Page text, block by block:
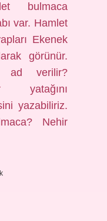
bulmaca
var. Hamlet
Ekenek
görünür.
ad verilir?
yatağını
yazabiliriz.
Nehir